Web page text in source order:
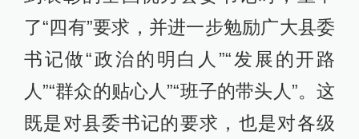
了“四有”要求，并进一步勉励广大县委
书记做“政治的明白人”“发展的开路
人”“群众的贴心人”“班子的带头人”。这
既是对县委书记的要求，也是对各级